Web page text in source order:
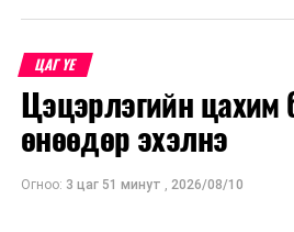
дамжуулалтын зохион
ЦАГ ҮЕ
Цэцэрлэгийн цахим
өнөөдөр эхэлнэ
Огноо: 3 цаг 51 минут 2026/08/10